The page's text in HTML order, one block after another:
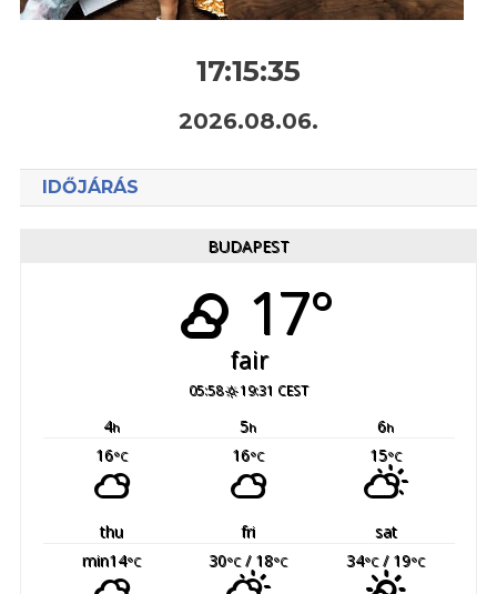
17:15:36
2026.08.06.
IDŐJÁRÁS
BUDAPEST
17°
fair
05:58 19:31 CEST
4h 5h 6h
16°C 16°C 15°C
thu fri
sat
min14°C 30°C/ 18°C 34°C/ 19°C